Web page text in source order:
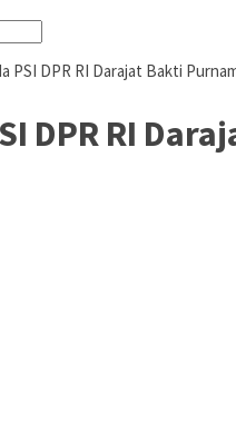
PSI DPR RI Darajat Bakti
DPR RI